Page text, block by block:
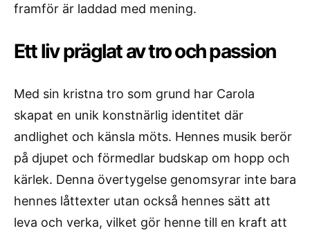
framför är laddad med mening.
Ett liv präglat av tro och passion
Med sin kristna tro som grund har Carola
skapat en unik konstnärlig identitet där
andlighet och känsla möts. Hennes musik berör
på djupet och förmedlar budskap om hopp och
kärlek. Denna övertygelse genomsyrar inte bara
hennes låttexter utan också hennes sätt att
leva och verka, vilket gör henne till en kraft att